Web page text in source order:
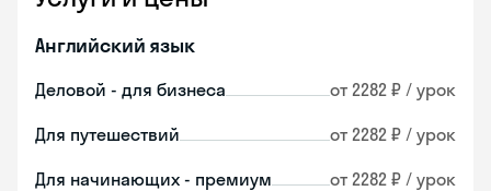
Английский язык
Деловой - для бизнеса от 2282 ₽ / урок
Для путешествий от 2282 ₽ / урок
Для начинающих - премиум от 2282 ₽ / урок